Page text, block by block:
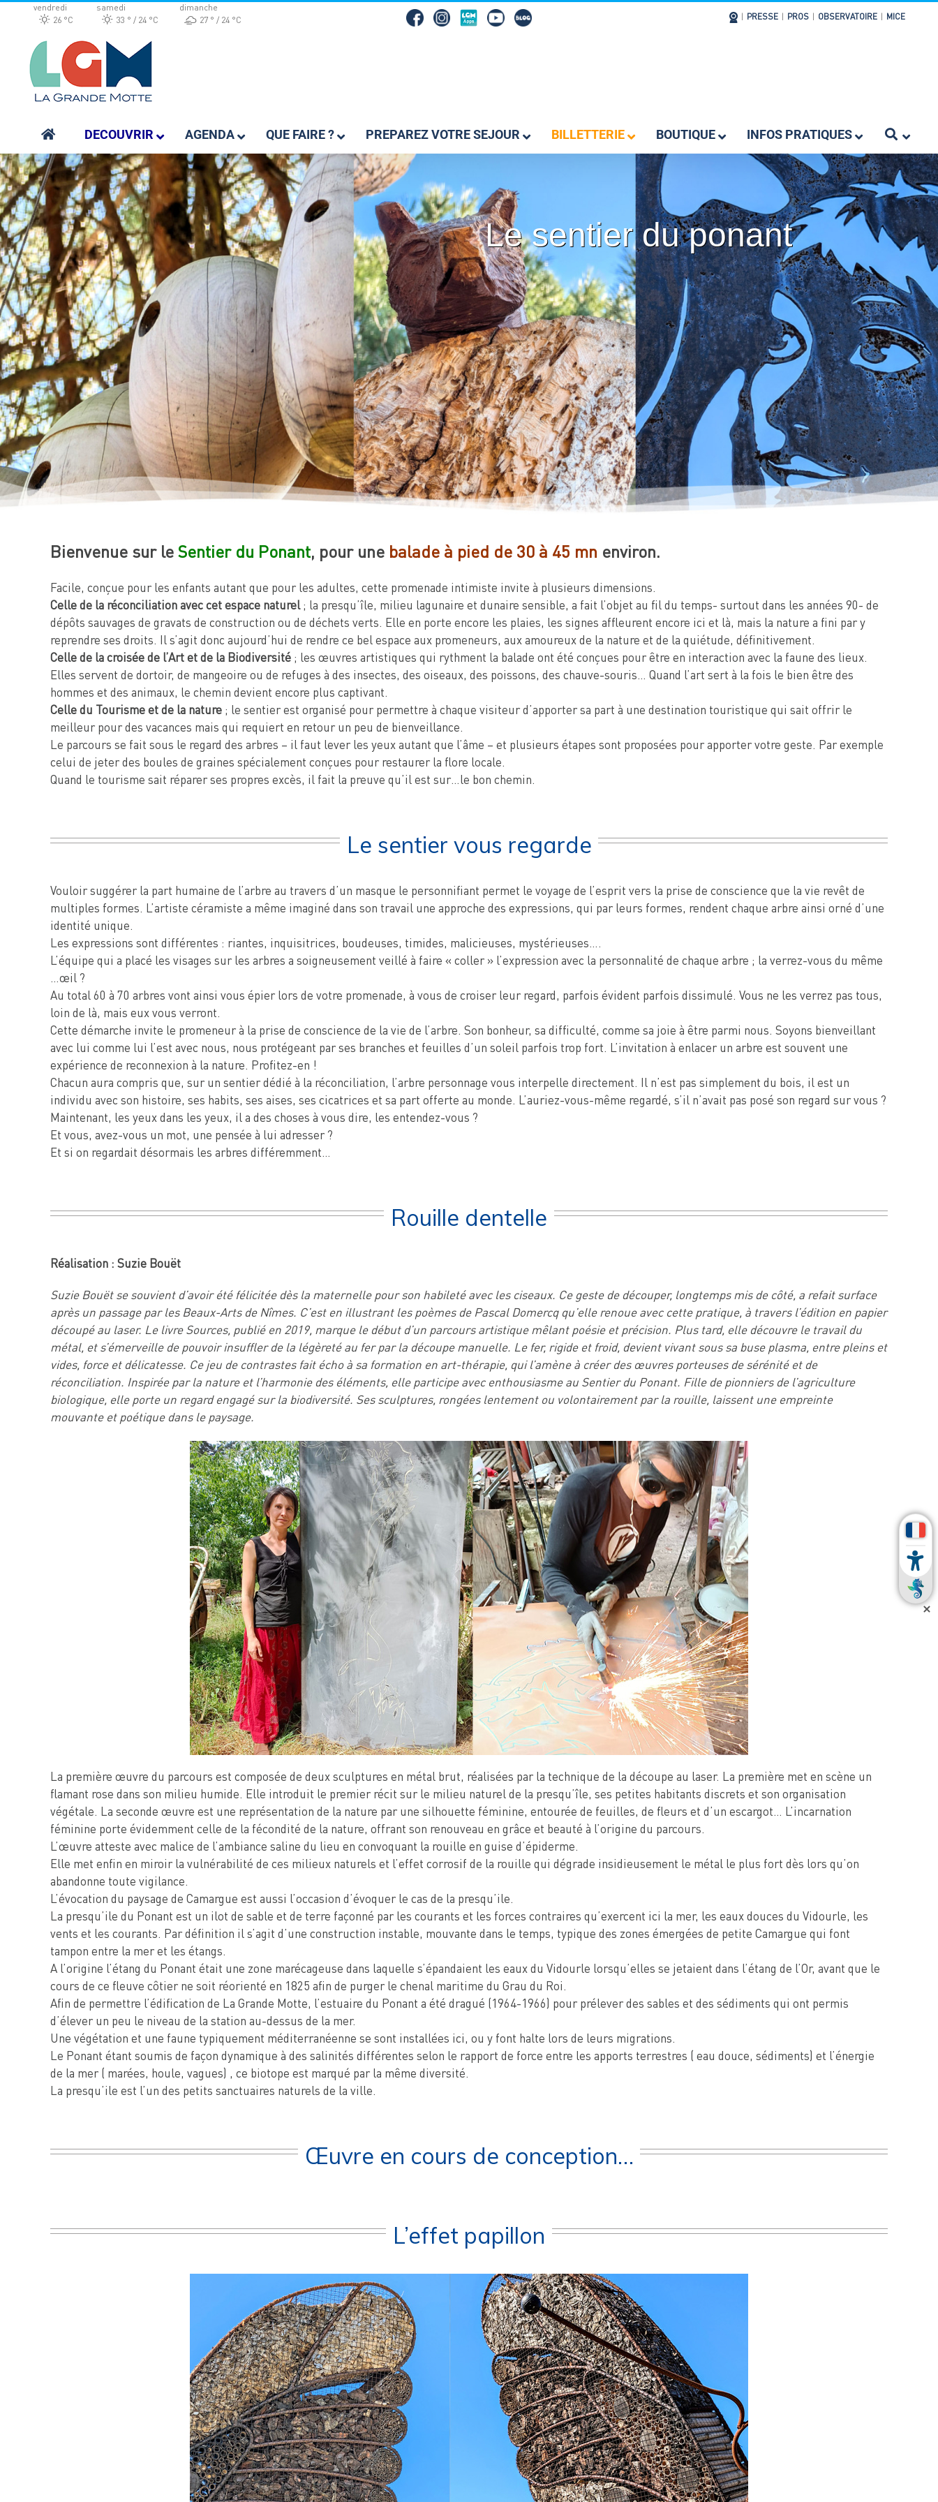
Passer
contenu
vendredi
26 °C
samedi
33 °
24 °C
dimanche
27 °
24 °C PRESSE PROS OBSERVATOIRE MICE
DECOUVRIR AGENDA QUE FAIRE ? PREPAREZ VOTRE SEJOUR BILLETTERIE BOUTIQUE INFOS PRATIQUES
Le sentier du ponant
Bienvenue sur le Sentier du Ponant, pour une balade à pied de 30 à 45 mn environ.
Facile, conçue pour les enfants autant que pour les adultes, cette promenade intimiste invite à plusieurs dimensions.
Celle de la réconciliation avec cet espace naturel; la presqu’île, milieu lagunaire et dunaire sensible, a fait l’objet au fil du temps- surtout dans les années 90- de
dépôts sauvages de gravats de construction ou de déchets verts. Elle en porte encore les plaies, les signes affleurent encore ici et là, mais la nature a fini par y
reprendre ses droits. Il s’agit donc aujourd’hui de rendre ce bel espace aux promeneurs, aux amoureux de la nature et de la quiétude, définitivement.
Celle de la croisée de l’Art et de la Biodiversité; les œuvres artistiques qui rythment la balade ont été conçues pour être en interaction avec la faune des lieux.
Elles servent de dortoir, de mangeoire ou de refuges à des insectes, des oiseaux, des poissons, des chauve-souris… Quand l’art sert à la fois le bien être des
hommes et des animaux, le chemin devient encore plus captivant.
Celle du Tourisme et de la nature; le sentier est organisé pour permettre à chaque visiteur d’apporter sa part à une destination touristique qui sait offrir le
meilleur pour des vacances mais qui requiert en retour un peu de bienveillance.
Le parcours se fait sous le regard des arbres – il faut lever les yeux autant que l’âme – et plusieurs étapes sont proposées pour apporter votre geste. Par exemple
celui de jeter des boules de graines spécialement conçues pour restaurer la flore locale.
Quand le tourisme sait réparer ses propres excès, il fait la preuve qu’il est sur…le bon chemin.
Le sentier vous regarde
Vouloir suggérer la part humaine de l’arbre au travers d’un masque le personnifiant permet le voyage de l’esprit vers la prise de conscience que la vie revêt de
multiples formes. L’artiste céramiste a même imaginé dans son travail une approche des expressions, qui par leurs formes, rendent chaque arbre ainsi orné d’une
identité unique.
Les expressions sont différentes : riantes, inquisitrices, boudeuses, timides, malicieuses, mystérieuses….
L’équipe qui a placé les visages sur les arbres a soigneusement veillé à faire « coller » l’expression avec la personnalité de chaque arbre ; la verrez-vous du même
…œil ?
Au total 60 à 70 arbres vont ainsi vous épier lors de votre promenade, à vous de croiser leur regard, parfois évident parfois dissimulé. Vous ne les verrez pas tous,
loin de là, mais eux vous verront.
Cette démarche invite le promeneur à la prise de conscience de la vie de l’arbre. Son bonheur, sa difficulté, comme sa joie à être parmi nous. Soyons bienveillant
avec lui comme lui l’est avec nous, nous protégeant par ses branches et feuilles d’un soleil parfois trop fort. L’invitation à enlacer un arbre est souvent une
expérience de reconnexion à la nature. Profitez-en !
Chacun aura compris que, sur un sentier dédié à la réconciliation, l’arbre personnage vous interpelle directement. Il n’est pas simplement du bois, il est un
individu avec son histoire, ses habits, ses aises, ses cicatrices et sa part offerte au monde. L’auriez-vous-même regardé, s’il n’avait pas posé son regard sur vous ?
Maintenant, les yeux dans les yeux, il a des choses à vous dire, les entendez-vous ?
Et vous, avez-vous un mot, une pensée à lui adresser ?
Et si on regardait désormais les arbres différemment…
Rouille dentelle
Réalisation : Suzie Bouët
Suzie Bouët se souvient d’avoir été félicitée dès la maternelle pour son habileté avec les ciseaux. Ce geste de découper, longtemps mis de côté, a refait surface
après un passage par les Beaux-Arts de Nîmes. C’est en illustrant les poèmes de Pascal Domercq qu’elle renoue avec cette pratique, à travers l’édition en papier
découpé au laser. Le livre Sources, publié en 2019, marque le début d’un parcours artistique mêlant poésie et précision. Plus tard, elle découvre le travail du
métal, et s’émerveille de pouvoir insuffler de la légèreté au fer par la découpe manuelle. Le fer, rigide et froid, devient vivant sous sa buse plasma, entre pleins et
vides, force et délicatesse. Ce jeu de contrastes fait écho à sa formation en art-thérapie, qui l’amène à créer des œuvres porteuses de sérénité et de
réconciliation. Inspirée par la nature et l’harmonie des éléments, elle participe avec enthousiasme au Sentier du Ponant. Fille de pionniers de l’agriculture
biologique, elle porte un regard engagé sur la biodiversité. Ses sculptures, rongées lentement ou volontairement par la rouille, laissent une empreinte
mouvante et poétique dans le paysage.
La première œuvre du parcours est composée de deux sculptures en métal brut, réalisées par la technique de la découpe au laser. La première met en scène un
flamant rose dans son milieu humide. Elle introduit le premier récit sur le milieu naturel de la presqu’île, ses petites habitants discrets et son organisation
végétale. La seconde œuvre est une représentation de la nature par une silhouette féminine, entourée de feuilles, de fleurs et d’un escargot… L’incarnation
féminine porte évidemment celle de la fécondité de la nature, offrant son renouveau en grâce et beauté à l’origine du parcours.
L’œuvre atteste avec malice de l’ambiance saline du lieu en convoquant la rouille en guise d’épiderme.
Elle met enfin en miroir la vulnérabilité de ces milieux naturels et l’effet corrosif de la rouille qui dégrade insidieusement le métal le plus fort dès lors qu’on
abandonne toute vigilance.
L’évocation du paysage de Camargue est aussi l’occasion d’évoquer le cas de la presqu’ile.
La presqu’ile du Ponant est un ilot de sable et de terre façonné par les courants et les forces contraires qu’exercent ici la mer, les eaux douces du Vidourle, les
vents et les courants. Par définition il s’agit d’une construction instable, mouvante dans le temps, typique des zones émergées de petite Camargue qui font
tampon entre la mer et les étangs.
A l’origine l’étang du Ponant était une zone marécageuse dans laquelle s’épandaient les eaux du Vidourle lorsqu’elles se jetaient dans l’étang de l’Or, avant que le
cours de ce fleuve côtier ne soit réorienté en 1825 afin de purger le chenal maritime du Grau du Roi.
Afin de permettre l’édification de La Grande Motte, l’estuaire du Ponant a été dragué (1964-1966) pour prélever des sables et des sédiments qui ont permis
d’élever un peu le niveau de la station au-dessus de la mer.
Une végétation et une faune typiquement méditerranéenne se sont installées ici, ou y font halte lors de leurs migrations.
Le Ponant étant soumis de façon dynamique à des salinités différentes selon le rapport de force entre les apports terrestres ( eau douce, sédiments) et l’énergie
de la mer ( marées, houle, vagues) , ce biotope est marqué par la même diversité.
La presqu’ile est l’un des petits sanctuaires naturels de la ville.
Œuvre en cours de conception…
L’effet papillon